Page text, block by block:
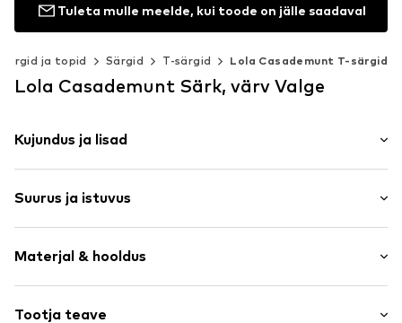
Tuleta mulle meelde, kui toode on jälle saadaval
Särgid ja topid Särgid T-särgid Lola Casademunt T-särgid
Lola Casademunt Särk, värv Valge
Kujundus ja lisad
Trikotaažriie
Ümmargune kaelus
Tepitud ääris
Pehme materjal
Suurus ja istuvus
Pikkus: Tavaline lõige
Istuvus: Normaalne tegumood
Suuruste tabel
Materjal & hooldus
Materjal: 100% Puuvill
Tootja teave